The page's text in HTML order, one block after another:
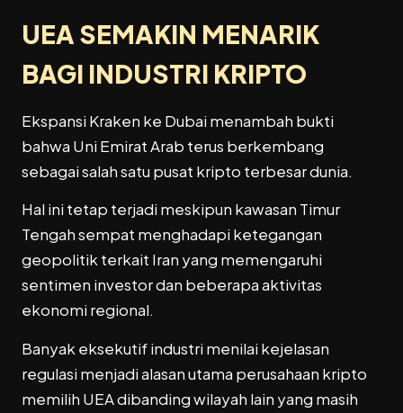
UEA SEMAKIN MENARIK
BAGI INDUSTRI KRIPTO
Ekspansi Kraken ke Dubai menambah bukti
bahwa Uni Emirat Arab terus berkembang
sebagai salah satu pusat kripto terbesar dunia.
Hal ini tetap terjadi meskipun kawasan Timur
Tengah sempat menghadapi ketegangan
geopolitik terkait Iran yang memengaruhi
sentimen investor dan beberapa aktivitas
ekonomi regional.
Banyak eksekutif industri menilai kejelasan
regulasi menjadi alasan utama perusahaan kripto
memilih UEA dibanding wilayah lain yang masih